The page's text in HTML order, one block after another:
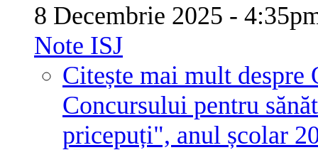
8 Decembrie 2025 -
Note ISJ
Citește mai mult despre
Concursului pentru
pricepuți", anul școlar